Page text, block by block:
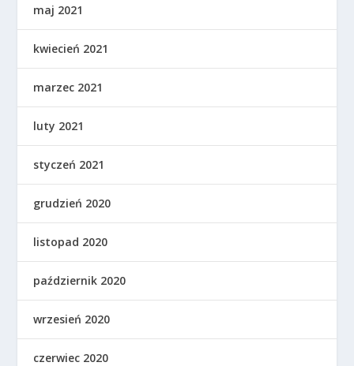
maj 2021
kwiecień 2021
marzec 2021
luty 2021
styczeń 2021
grudzień 2020
listopad 2020
październik 2020
wrzesień 2020
czerwiec 2020